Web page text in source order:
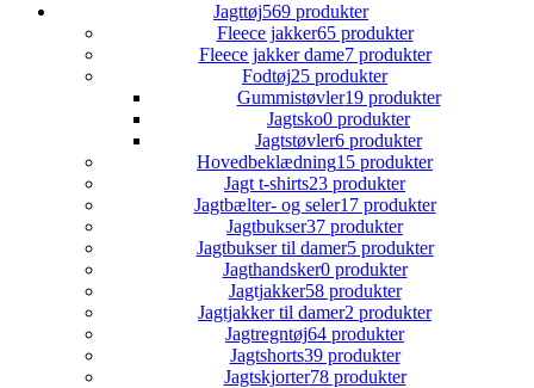
Jagttøj569 produkter
Fleece jakker65 produkter
Fleece jakker dame7 produkter
Fodtøj25 produkter
Gummistøvler19 produkter
Jagtsko0 produkter
Jagtstøvler6 produkter
Hovedbeklædning15 produkter
Jagt t-shirts23 produkter
Jagtbælter- og seler17 produkter
Jagtbukser37 produkter
Jagtbukser til damer5 produkter
Jagthandsker0 produkter
Jagtjakker58 produkter
Jagtjakker til damer2 produkter
Jagtregntøj64 produkter
Jagtshorts39 produkter
Jagtskjorter78 produkter